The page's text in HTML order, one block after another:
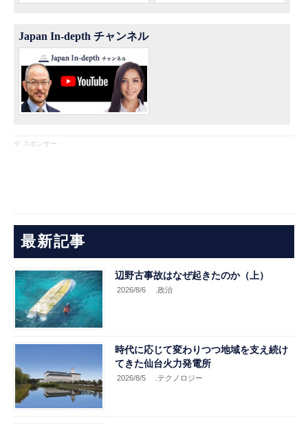
Japan In-depth チャンネル
※ スポンサー
最新記事
辺野古事故はなぜ起きたのか（上）
2026/8/6 .政治
時代に応じて変わりつつ地域を支え続け
てきた仙台火力発電所
2026/8/5 .テクノロジー